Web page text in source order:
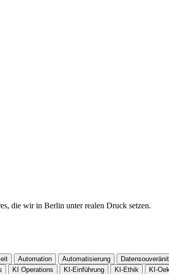
die wir in Berlin unter realen Druck setzen.
Automation Automatisierung
KI Operations KI-Einführung KI-Ethik KI-